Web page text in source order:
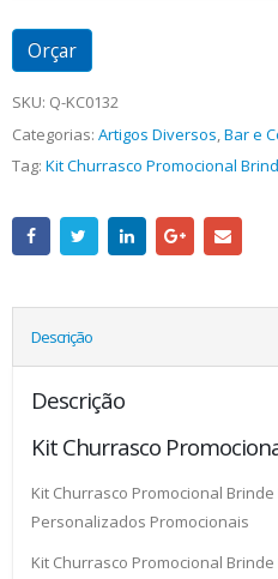
Orçar
SKU: Q-KC0132
Categorias: Artigos Diversos,Bar e
Tag: Kit Churrasco Promocional
Descrição
Descrição
Kit Churrasco
Kit Churrasco Promocional
Personalizados Promocionais
Kit Churrasco Promocional